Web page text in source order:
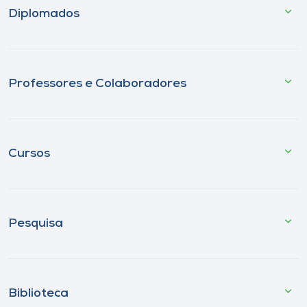
Diplomados
Professores e Colaboradores
Cursos
Pesquisa
Biblioteca